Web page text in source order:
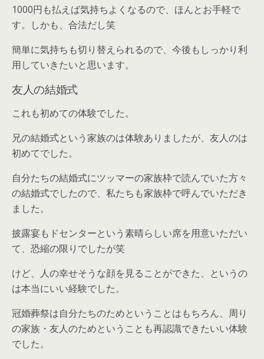
1000円も払えば気持ちよくなるので、ほんとお手軽で
す。しかも、合法だし笑
簡単に気持ちも切り替えられるので、今後もしっかり利
用していきたいと思います。
友人の結婚式
これも初めての体験でした。
兄の結婚式という家族のは体験ありましたが、友人のは
初めてでした。
自分たちの結婚式にツッマーの家族枠で読んでいた方々
の結婚式でしたので、私たちも家族枠で呼んでいただき
ました。
披露宴もドセンターという素晴らしい席を用意いただい
て、恐縮の限りでしたが笑
けど、人の幸せそうな顔を見ることができた、というの
は本当にいい経験でした。
冠婚葬祭は自分たちのためということはもちろん、周り
の家族・友人のためということも再認識できたいい体験
でした。